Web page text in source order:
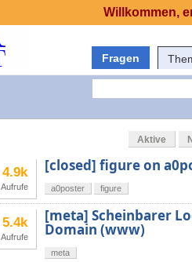
Fragen
Aktive
4.9k
Aufrufe
[closed] figure on
a0poster figure
5.4k
Aufrufe
[meta] Scheinbarer
Domain (www)
meta
Willkommen,